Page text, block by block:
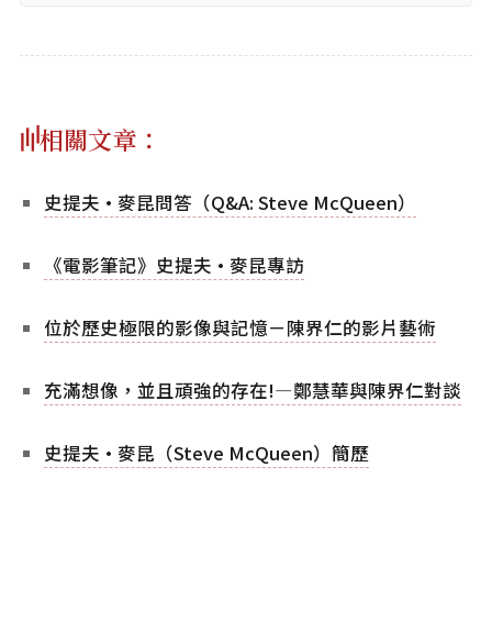
相關文章：
史提夫·麥昆問答（Q&A: Steve McQueen）
《電影筆記》史提夫·麥昆專訪
位於歷史極限的影像與記憶－陳界仁的影片藝術
充滿想像，並且頑強的存在!—鄭慧華與陳界仁對談
史提夫·麥昆（Steve McQueen）簡歷